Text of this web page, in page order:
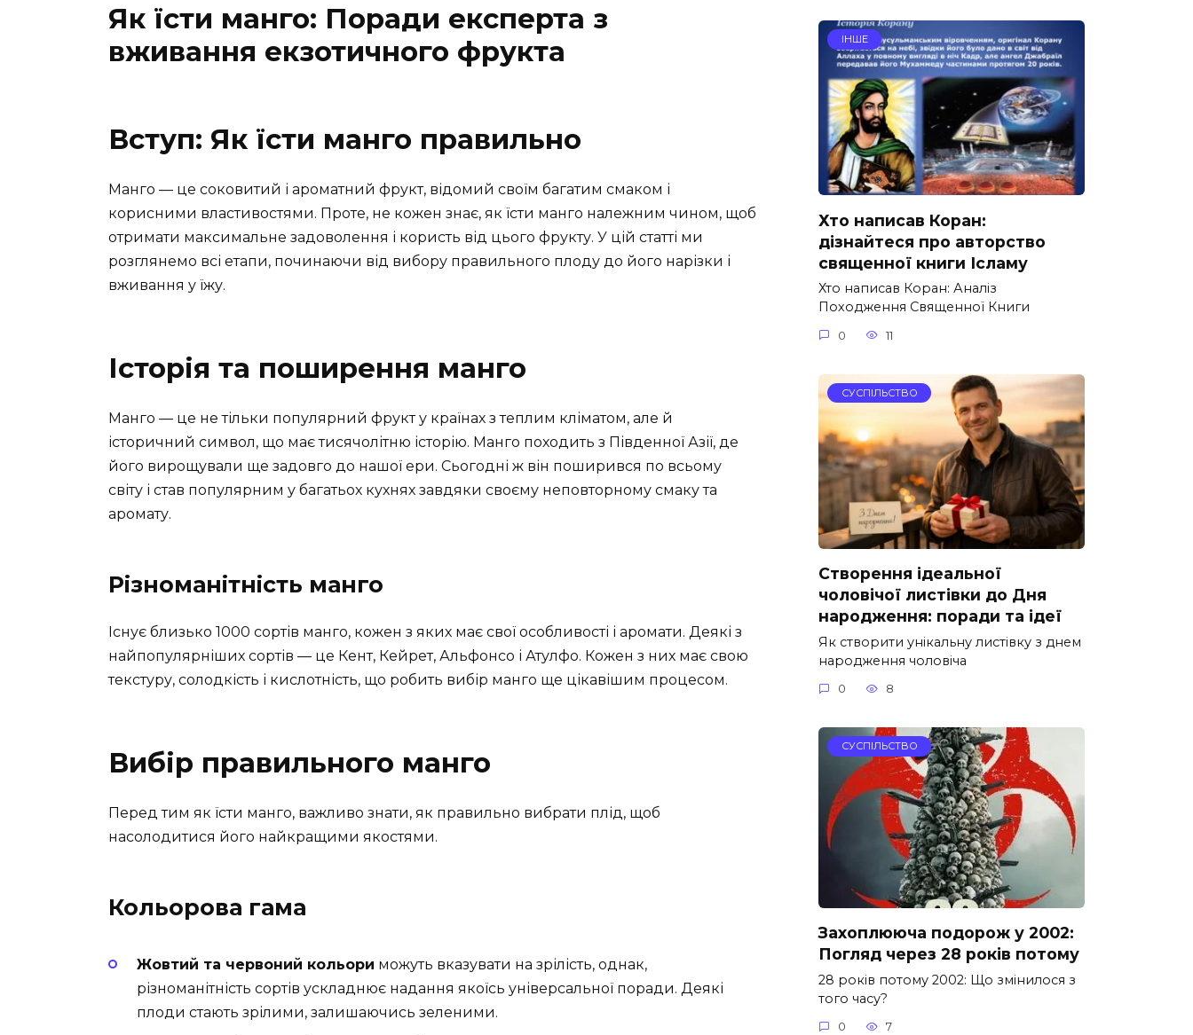
Як їсти манго: Поради експерта з
вживання екзотичного фрукта
Вступ: Як їсти манго правильно
Манго — це соковитий і ароматний фрукт, відомий своїм багатим смаком і
корисними властивостями. Проте, не кожен знає, як їсти манго належним чином, щоб
отримати максимальне задоволення і користь від цього фрукту. У цій статті ми
розглянемо всі етапи, починаючи від вибору правильного плоду до його нарізки і
вживання у їжу.
Історія та поширення манго
Манго — це не тільки популярний фрукт у країнах з теплим кліматом, але й
історичний символ, що має тисячолітню історію. Манго походить з Південної Азії, де
його вирощували ще задовго до нашої ери. Сьогодні ж він поширився по всьому
світу і став популярним у багатьох кухнях завдяки своєму неповторному смаку та
аромату.
Різноманітність манго
Існує близько 1000 сортів манго, кожен з яких має свої особливості і аромати. Деякі з
найпопулярніших сортів — це Кент, Кейрет, Альфонсо і Атулфо. Кожен з них має свою
текстуру, солодкість і кислотність, що робить вибір манго ще цікавішим процесом.
Вибір правильного манго
Перед тим як їсти манго, важливо знати, як правильно вибрати плід, щоб
насолодитися його найкращими якостями.
Кольорова гама
Жовтий та червоний кольори можуть вказувати на зрілість, однак,
різноманітність сортів ускладнює надання якоїсь універсальної поради. Деякі
плоди стають зрілими, залишаючись зеленими.
ІНШЕ
Хто написав Коран:
дізнайтеся про авторство
священної книги Ісламу
Хто написав Коран: Аналіз
Походження Священної Книги
0 11
СУСПІЛЬСТВО
Створення ідеальної
чоловічої листівки до Дня
народження: поради та ідеї
Як створити унікальну листівку з днем
народження чоловіча
0 8
СУСПІЛЬСТВО
Захоплююча подорож у 2002:
Погляд через 28 років потому
28 років потому 2002: Що змінилося з
того часу?
0 7